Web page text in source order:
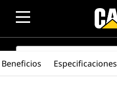
SEARCH
Beneficios Especificaciones